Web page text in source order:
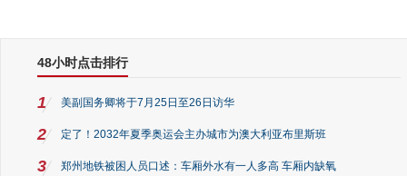
48小时点击排行
1 美副国务卿将于7月25日至26日访华
2 定了！2032年夏季奥运会主办城市为澳大利亚布里斯班
3 郑州地铁被困人员口述：车厢外水有一人多高 车厢内缺氧